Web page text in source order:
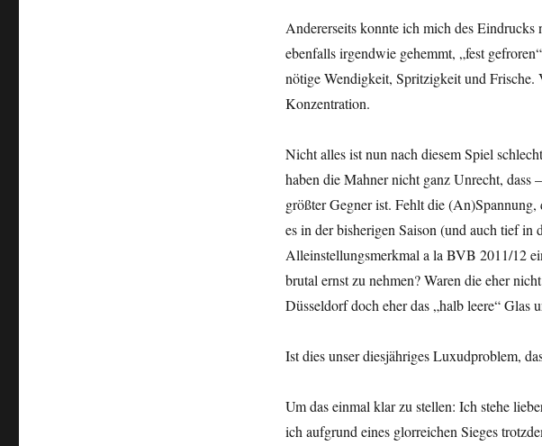
Andererseits konnte ich mich des Eindrucks
ebenfalls irgendwie gehemmt, „fest
nötige Wendigkeit, Spritzigkeit und
Konzentration.
Nicht alles ist nun nach diesem Spiel
haben die Mahner nicht ganz Unrecht, dass
größter Gegner ist. Fehlt die
es in der bisherigen Saison (und auch tief
Alleinstellungsmerkmal a la BVB 2011/12
brutal ernst zu nehmen? Waren die eher
Düsseldorf doch eher das „halb leere“ Glas
Ist dies unser diesjähriges Luxudproblem,
Um das einmal klar zu stellen: Ich stehe
ich aufgrund eines glorreichen Sieges